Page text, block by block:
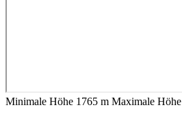
Minimale Höhe 1765 m Maximale Höhe